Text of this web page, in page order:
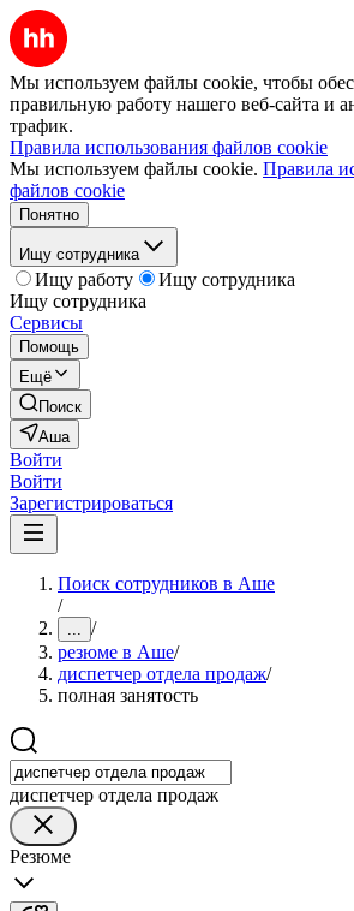
Мы используем файлы cookie, чтобы
правильную работу нашего веб-сайта и
трафик.
Правила использования файлов cookie
Мы используем файлы cookie. Правила
файлов cookie
Понятно
Ищу сотрудника
Ищу работу
Ищу сотрудника
Ищу сотрудника
Сервисы
Помощь
Ещё
Поиск
Аша
Войти
Войти
Зарегистрироваться
Поиск сотрудников в Аше
/
... /
резюме в Аше/
диспетчер отдела продаж/
полная занятость
диспетчер отдела продаж
Резюме